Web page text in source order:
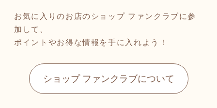
お気に入りのお店のショップ ファンクラブに参
加して、
ポイントやお得な情報を手に入れよう！
ショップ ファンクラブについて